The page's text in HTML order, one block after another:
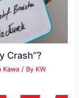
Crash”?
Kawa / By KW